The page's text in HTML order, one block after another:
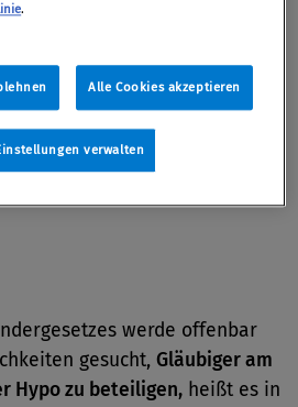
Preisabsprachen
durch die
Montag gestartet, wie u.a.
werde offenbar
gesucht, Gläubiger am
Hypo zu beteiligen, heißt es in
.
Alle Cookies akzeptieren
verwalten